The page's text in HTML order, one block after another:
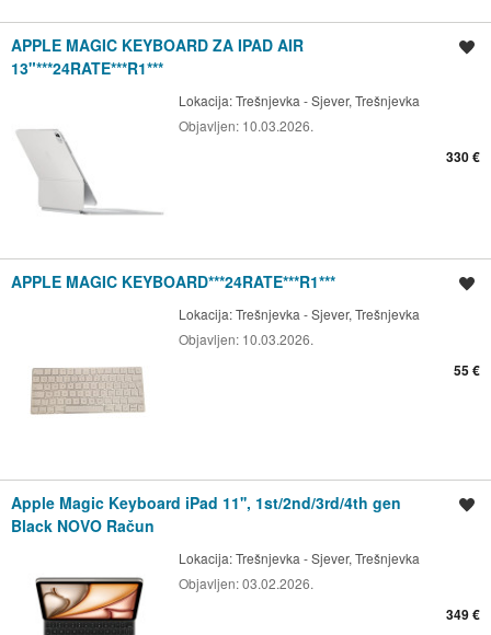
APPLE MAGIC KEYBOARD ZA IPAD AIR
13"***24RATE***R1***
Lokacija:Trešnjevka - Sjever, Trešnjevka
Objavljen: 10.03.2026.
330 €
APPLE MAGIC KEYBOARD***24RATE***R1***
Lokacija:Trešnjevka - Sjever, Trešnjevka
Objavljen: 10.03.2026.
55 €
Apple Magic Keyboard iPad 11'', 1st/2nd/3rd/4th gen
Black NOVO Račun
Lokacija:Trešnjevka - Sjever, Trešnjevka
Objavljen:03.02.2026.
349 €